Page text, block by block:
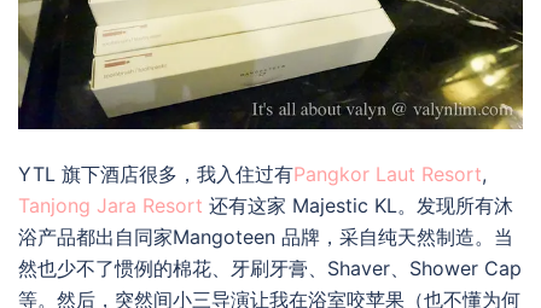
YTL 旗下酒店很多，我入住过有Pangkor Laut Resort,
Tanjong Jara Resort 还有这家 Majestic KL。发现所有沐
浴产品都出自同家Mangoteen 品牌，采自纯天然制造。当
然也少不了惯例的棉花、牙刷牙膏、Shaver、Shower Cap
等。然后，突然间小三导演让我在浴室咬苹果（也不懂为何